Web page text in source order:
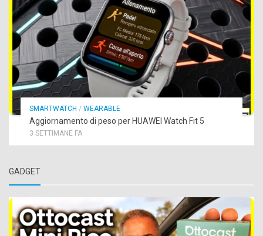
SMARTWATCH / WEARABLE
Aggiornamento di peso per HUAWEI Watch Fit 5
3 SETTIMANE FA
GADGET